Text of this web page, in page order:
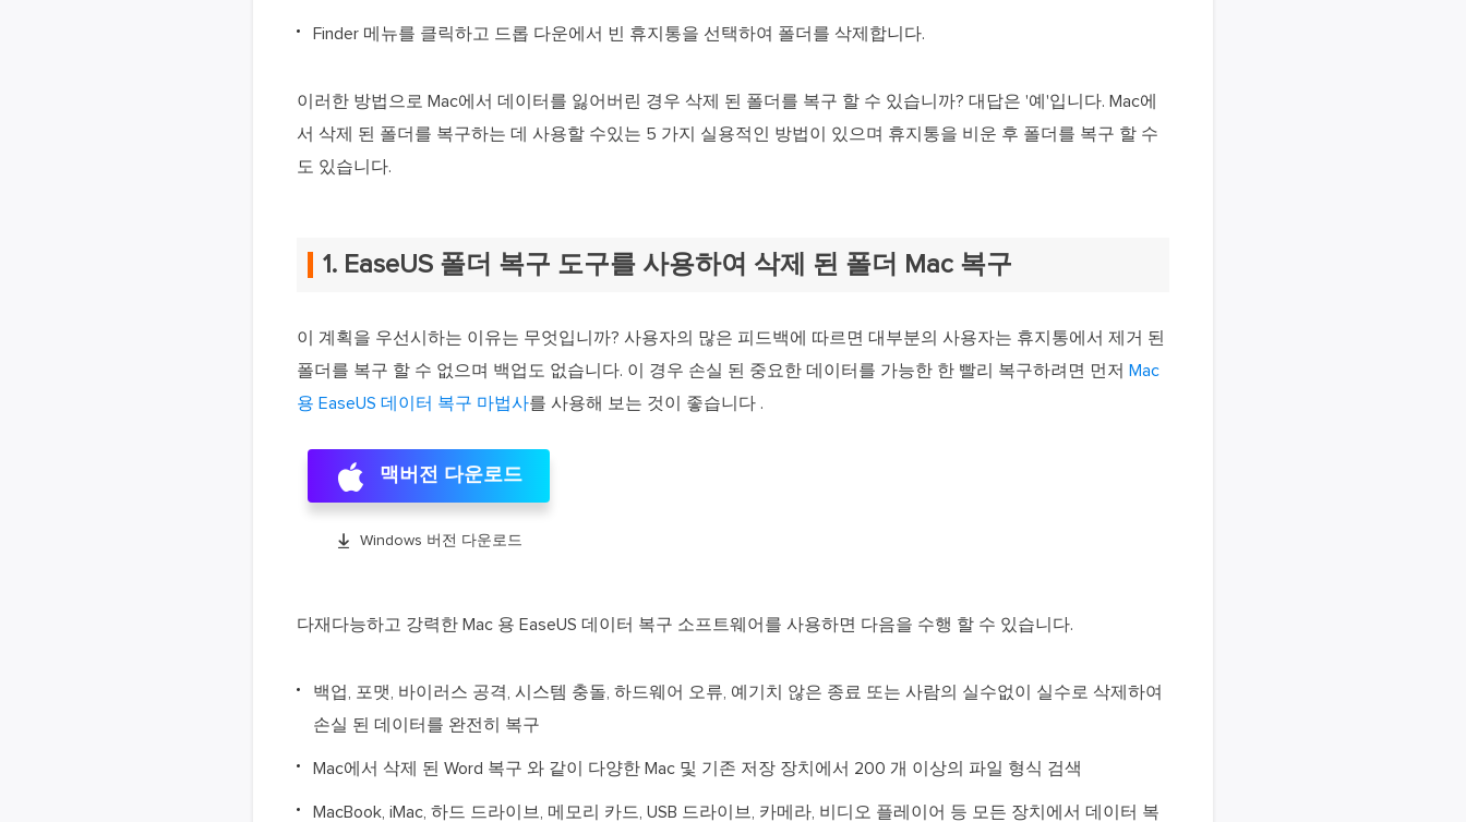
Finder 메뉴를 클릭하고 드롭 다운에서 빈 휴지통을 선택하여 폴더를 삭제합니다.
이러한 방법으로 Mac에서 데이터를 잃어버린 경우 삭제 된 폴더를 복구 할 수 있습니까? 대답은 '예'입니다. Mac에
서 삭제 된 폴더를 복구하는 데 사용할 수있는 5 가지 실용적인 방법이 있으며 휴지통을 비운 후 폴더를 복구 할 수
도 있습니다.
1. EaseUS 폴더 복구 도구를 사용하여 삭제 된 폴더 Mac 복구
이 계획을 우선시하는 이유는 무엇입니까? 사용자의 많은 피드백에 따르면 대부분의 사용자는 휴지통에서 제거 된
폴더를 복구 할 수 없으며 백업도 없습니다. 이 경우 손실 된 중요한 데이터를 가능한 한 빨리 복구하려면 먼저 Mac
용 EaseUS 데이터 복구 마법사를 사용해 보는 것이 좋습니다 .
맥버전 다운로드
 Windows 버전 다운로드
다재다능하고 강력한 Mac 용 EaseUS 데이터 복구 소프트웨어를 사용하면 다음을 수행 할 수 있습니다.
백업, 포맷, 바이러스 공격, 시스템 충돌, 하드웨어 오류, 예기치 않은 종료 또는 사람의 실수없이 실수로 삭제하여
손실 된 데이터를 완전히 복구
Mac에서 삭제 된 Word 복구 와 같이 다양한 Mac 및 기존 저장 장치에서 200 개 이상의 파일 형식 검색
MacBook, iMac, 하드 드라이브, 메모리 카드, USB 드라이브, 카메라, 비디오 플레이어 등 모든 장치에서 데이터 복